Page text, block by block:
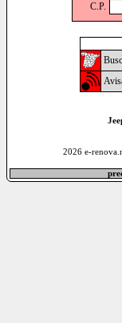
C.P.
2026 e-